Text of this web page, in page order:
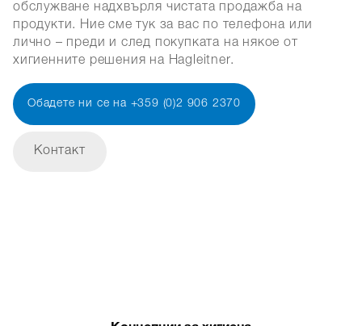
обслужване надхвърля чистата продажба на
продукти. Ние сме тук за вас по телефона или
лично – преди и след покупката на някое от
хигиенните решения на Hagleitner.
Обадете ни се на +359 (0)2 906 2370
Контакт